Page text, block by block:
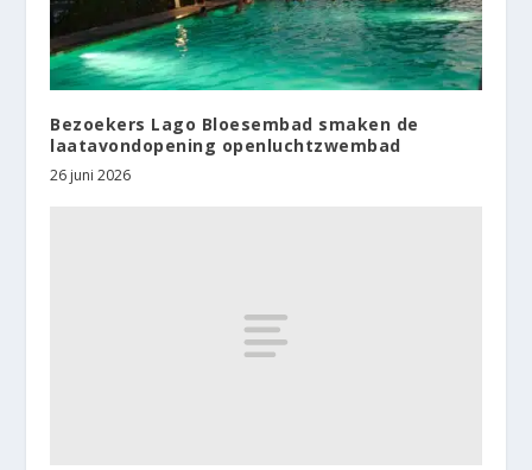
Bezoekers Lago Bloesembad smaken de
laatavondopening openluchtzwembad
26 juni 2026